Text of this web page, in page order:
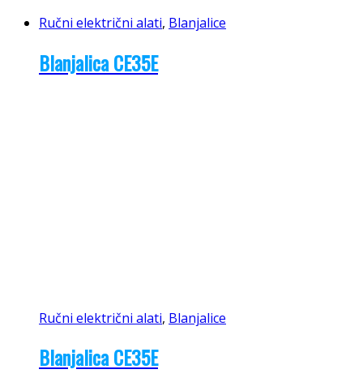
Ručni električni alati, Blanjalice
Blanjalica CE35E
Ručni električni alati, Blanjalice
Blanjalica CE35E